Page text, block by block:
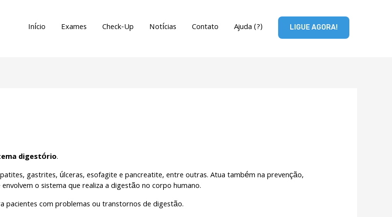
Início Exames Check-Up Notícias Contato Ajuda (?) LIGUE AGORA!
digestório.
gastrites, úlceras, esofagite e pancreatite, entre outras. Atua também na prevenção,
o sistema que realiza a digestão no corpo humano.
com problemas ou transtornos de digestão.